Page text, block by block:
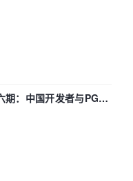
：中国开发者与PG内
？